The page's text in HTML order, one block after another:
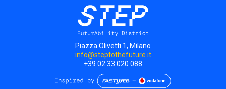
Piazza Olivetti 1, Milano
info@steptothefuture.it
+39 02 33 020 088